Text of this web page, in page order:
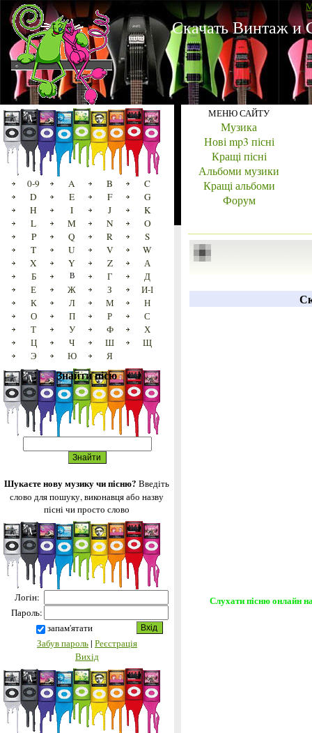
Скачать Винтаж и
0-9 A B
C
D
E F
G
H
I J
K
L
M N
O
P
Q R
S
T
U V
W
X
Y Z
А
Б
В Г
Д
Е
Ж З
И-І
К
Л М
Н
О
П Р
С
Т
У Ф
Х
Ц
Ч Ш
Щ
Э
Ю Я
Знайти пісю
Шукаєте нову музику чи пісню? Введіть
слово для пошуку, виконавця або назву
пісні чи просто слово
Логін:
Пароль:
запам'ятати
Забув пароль| Реєстрація
Вихід
МЕНЮ САЙТУ
Музика
Нові mp3 пісні
Кращі пісні
Альбоми музики
Кращі альбоми
Форум
Слухати пісню онлайн